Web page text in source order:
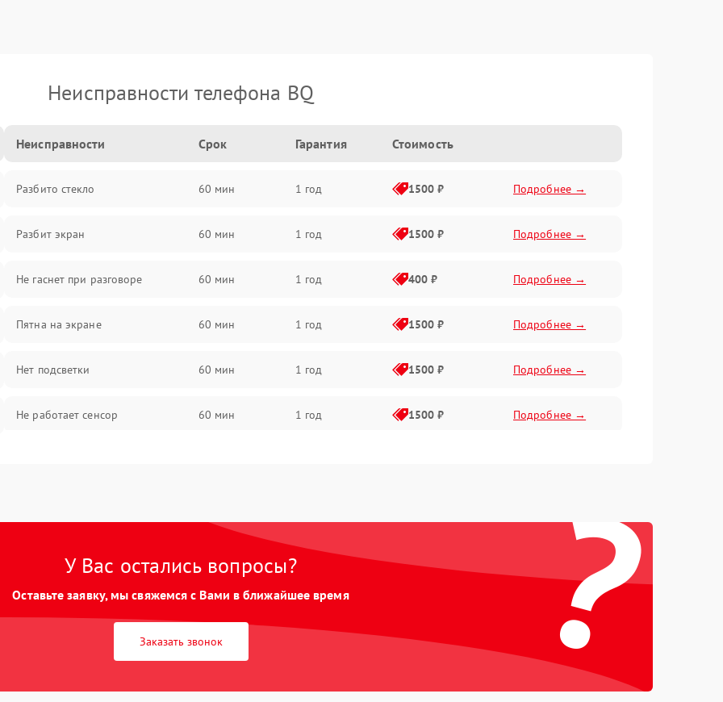
Неисправности телефона BQ
Неисправности Срок Гарантия Стоимость
Разбито стекло 60 мин 1 год 1500 ₽ Подробнее →
Разбит экран 60 мин 1 год 1500 ₽ Подробнее →
Не гаснет при разговоре 60 мин 1 год 400 ₽ Подробнее →
Пятна на экране 60 мин 1 год 1500 ₽ Подробнее →
Нет подсветки 60 мин 1 год 1500 ₽ Подробнее →
Не работает сенсор 60 мин 1 год 1500 ₽ Подробнее →
1 год ?
У Вас остались вопросы?
Оставьте заявку, мы свяжемся с Вами в ближайшее время
Заказать звонок